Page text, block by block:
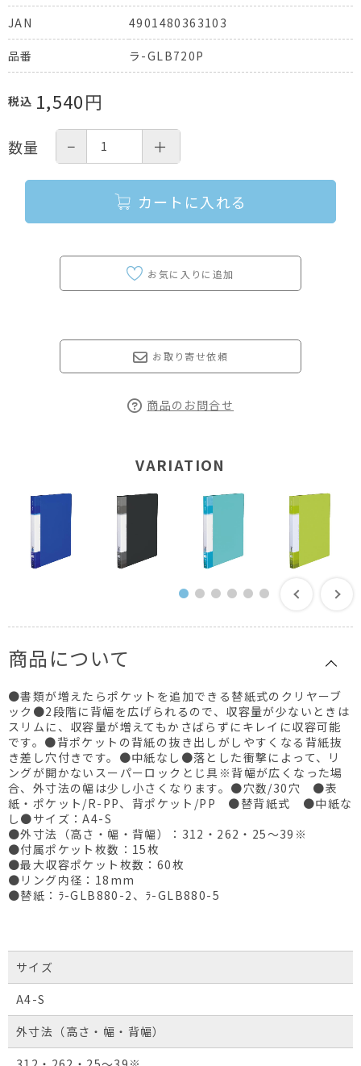
JAN
4901480363103
品番 ラ-GLB720P
税込 1,540円
数量 − ＋
カートに入れる
お取り寄せ依頼
商品のお問合せ
VARIATION
商品について
●書類が増えたらポケットを追加できる替紙式のクリヤーブ
ック●2段階に背幅を広げられるので、収容量が少ないときは
スリムに、収容量が増えてもかさばらずにキレイに収容可能
です。●背ポケットの背紙の抜き出しがしやすくなる背紙抜
き差し穴付きです。●中紙なし●落とした衝撃によって、リ
ングが開かないスーパーロックとじ具※背幅が広くなった場
合、外寸法の幅は少し小さくなります。●穴数/30穴 ●表
紙・ポケット/R-PP、背ポケット/PP ●替背紙式 ●中紙な
し●サイズ：A4-S
●外寸法（高さ・幅・背幅）：312・262・25～39※
●付属ポケット枚数：15枚
●最大収容ポケット枚数：60枚
●リング内径：18mm
●替紙：ﾗ-GLB880-2、ﾗ-GLB880-5
サイズ
A4-S
外寸法（高さ・幅・背幅）